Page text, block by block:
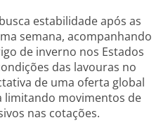
estabilidade após as
semana, acompanhando
de inverno nos Estados
das lavouras no
de uma oferta global
limitando movimentos de
nas cotações.